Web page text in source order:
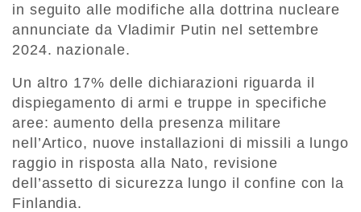
in seguito alle modifiche alla dottrina nucleare
annunciate da Vladimir Putin nel settembre
2024. nazionale.
Un altro 17% delle dichiarazioni riguarda il
dispiegamento di armi e truppe in specifiche
aree: aumento della presenza militare
nell’Artico, nuove installazioni di missili a lungo
raggio in risposta alla Nato, revisione
dell’assetto di sicurezza lungo il confine con la
Finlandia.